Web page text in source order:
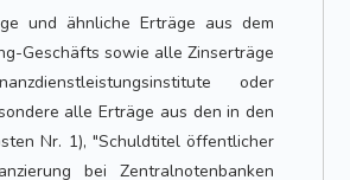
und ähnliche Erträge aus dem
Geschäfts sowie alle Zinserträge
oder
alle Erträge aus den in den
Nr. 1), "Schuldtitel öffentlicher
bei Zentralnotenbanken